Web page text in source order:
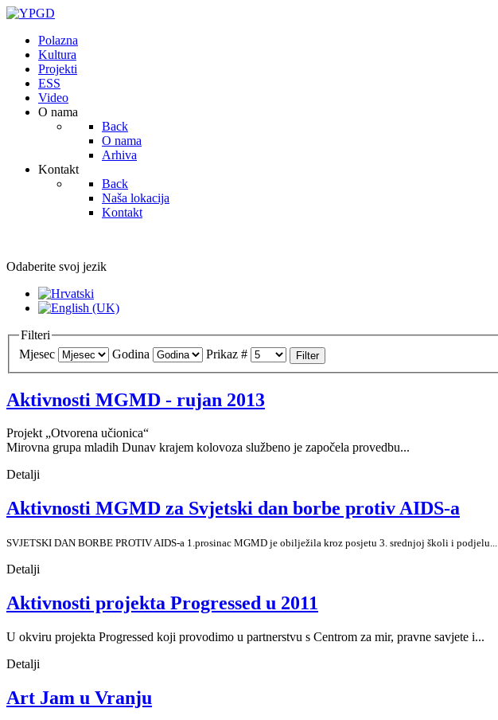
Polazna
Kultura
Projekti
ESS
Video
O nama
Back
O nama
Arhiva
Kontakt
Back
Naša lokacija
Kontakt
Odaberite svoj jezik
Filteri
Mjesec
Godina Prikaz # Filter
Aktivnosti MGMD - rujan 2013
Projekt „Otvorena učionica“
Mirovna grupa mladih Dunav krajem kolovoza službeno je započela provedbu...
Detalji
Aktivnosti MGMD za Svjetski dan borbe protiv AIDS-a
SVJETSKI DAN BORBE PROTIV AIDS-a 1.prosinac MGMD je obilježila kroz posjetu 3. srednjoj školi i podjelu...
Detalji
Aktivnosti projekta Progressed u 2011
U okviru projekta Progressed koji provodimo u partnerstvu s Centrom za mir, pravne savjete i...
Detalji
Art Jam u Vranju